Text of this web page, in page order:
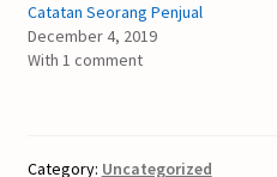
Catatan Seorang Penjual
December 4, 2019
With 1 comment
Category: Uncategorized